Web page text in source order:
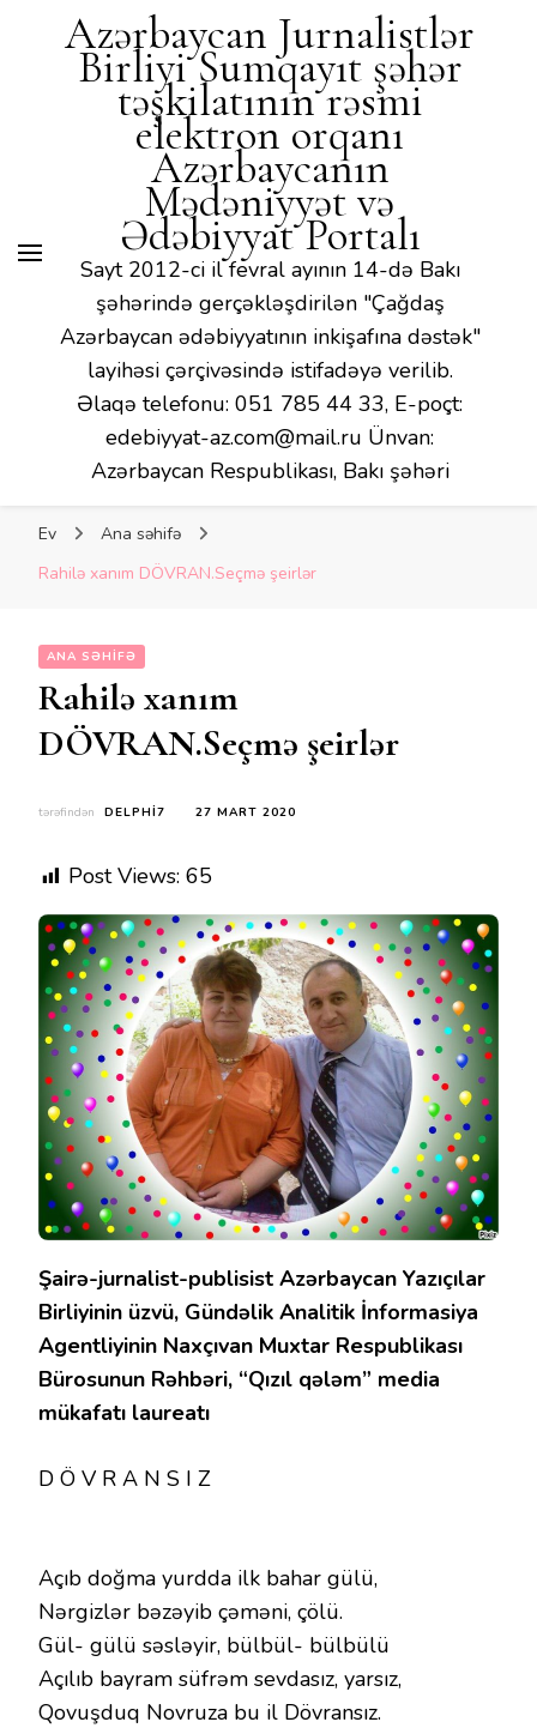
Mədəniyyət və Ədəbiyyat
Portalı
Azərbaycan Jurnalistlər
Birliyi Sumqayıt şəhər
təşkilatının rəsmi
elektron orqanı
Azərbaycanın
Mədəniyyət və
Ədəbiyyat Portalı
Sayt 2012-ci il fevral ayının 14-də Bakı
şəhərində gerçəkləşdirilən "Çağdaş
Azərbaycan ədəbiyyatının inkişafına dəstək"
layihəsi çərçivəsində istifadəyə verilib.
Əlaqə telefonu: 051 785 44 33, E-poçt:
edebiyyat-az.com@mail.ru Ünvan:
Azərbaycan Respublikası, Bakı şəhəri
Ev
Ana səhifə
Rahilə xanım DÖVRAN.Seçmə şeirlər
ANA SƏHIFƏ
Rahilə xanım
DÖVRAN.Seçmə şeirlər
tərəfindən DELPHI7 27 MART 2020
Post Views: 65
Şairə-jurnalist-publisist Azərbaycan Yazıçılar
Birliyinin üzvü, Gündəlik Analitik İnformasiya
Agentliyinin Naxçıvan Muxtar Respublikası
Bürosunun Rəhbəri, “Qızıl qələm” media
mükafatı laureatı
D Ö V R A N S I Z
Açıb doğma yurdda ilk bahar gülü,
Nərgizlər bəzəyib çəməni, çölü.
Gül- gülü səsləyir, bülbül- bülbülü
Açılıb bayram süfrəm sevdasız, yarsız,
Qovuşduq Novruza bu il Dövransız.